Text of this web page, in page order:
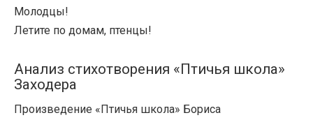
Молодцы!
Летите по домам, птенцы!
Анализ стихотворения «Птичья школа»
Заходера
Произведение «Птичья школа» Бориса